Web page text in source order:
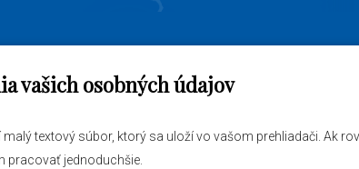
vašich osobných údajov
textový súbor, ktorý sa uloží vo vašom prehliadači. Ak
pracovať jednoduchšie.